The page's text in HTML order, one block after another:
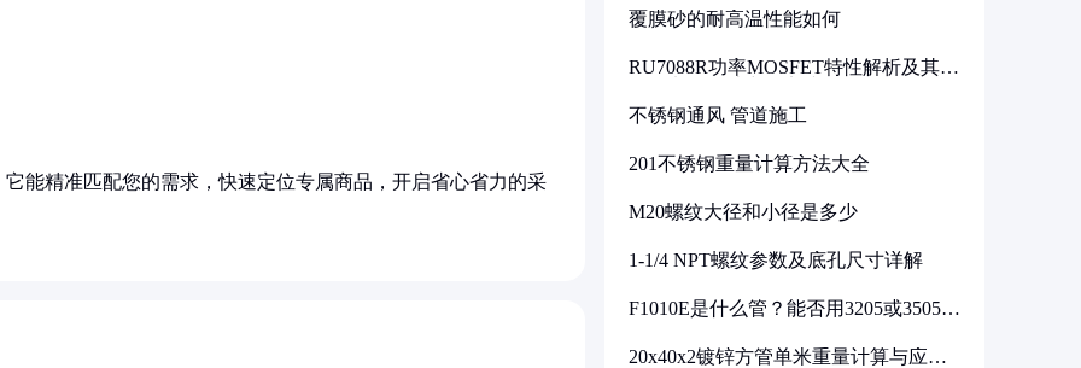
能精准匹配您的需求，快速定位专属商品，开启省心省力的采
覆膜砂的耐高温性能如何
RU7088R功率MOSFET特性解析及其在
不锈钢通风 管道施工
201不锈钢重量计算方法大全
M20螺纹大径和小径是多少
1-1/4 NPT螺纹参数及底孔尺寸详解
F1010E是什么管？能否用3205或3505代
20x40x2镀锌方管单米重量计算与应用